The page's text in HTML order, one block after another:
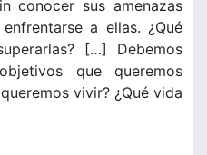
conocer sus amenazas
a ellas. ¿Qué
[…] Debemos
que queremos
vivir? ¿Qué vida